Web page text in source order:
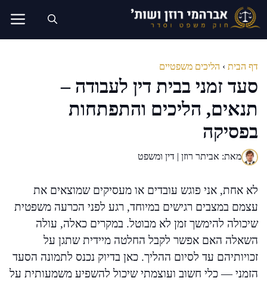
לדלג
לתוכן
דף הבית › הליכים משפטיים
סעד זמני בבית דין לעבודה –
תנאים, הליכים והתפתחות
בפסיקה
מאת: אביתר רוזן | דין ומשפט
לא אחת, אני פוגש עובדים או מעסיקים שמוצאים את
עצמם במצבים רגישים במיוחד, רגע לפני הכרעה משפטית
שיכולה להימשך זמן לא מבוטל. במקרים כאלה, עולה
השאלה האם אפשר לקבל החלטה מיידית שתגן על
זכויותיהם עד לסיום ההליך. כאן בדיוק נכנס לתמונה הסעד
הזמני — כלי חשוב ועוצמתי שיכול להשפיע משמעותית על